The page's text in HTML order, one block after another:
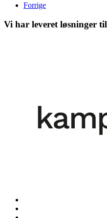
Forrige
Vi har leveret løsninger til